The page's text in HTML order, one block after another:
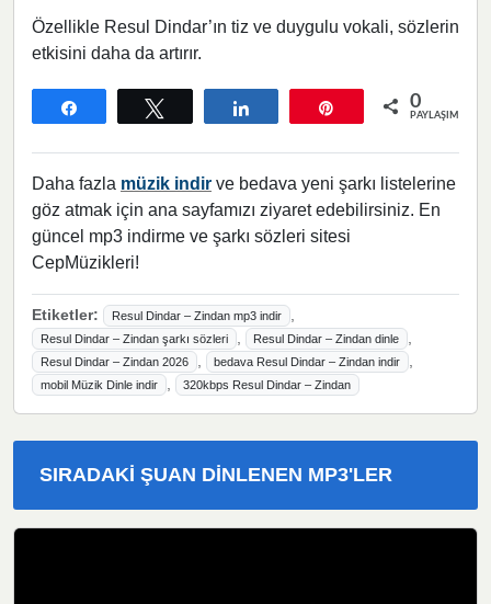
Özellikle Resul Dindar’ın tiz ve duygulu vokali, sözlerin
etkisini daha da artırır.
0
PAYLAŞIMLAR
Daha fazla müzik indir ve bedava yeni şarkı listelerine
göz atmak için ana sayfamızı ziyaret edebilirsiniz. En
güncel mp3 indirme ve şarkı sözleri sitesi
CepMüzikleri!
Etiketler: Resul Dindar – Zindan mp3 indir
Resul Dindar – Zindan şarkı sözleri Resul Dindar – Zindan dinle
Resul Dindar – Zindan 2026 bedava Resul Dindar – Zindan indir
mobil Müzik Dinle indir 320kbps Resul Dindar – Zindan
SIRADAKI ŞUAN DINLENEN MP3'LER